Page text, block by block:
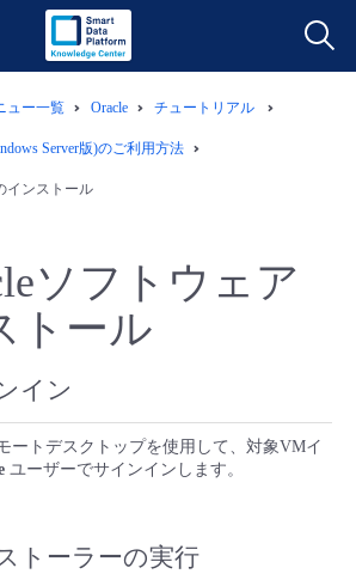
/監査
バー
ーター
バー
イド
情報
ュー一覧 Oracle チュートリアル
Server版)のご利用方法
インストール
ソフトウェア
トール
イン
ートデスクトップを使用して、対象VMイ
ユーザーでサインインします。
トーラーの実行